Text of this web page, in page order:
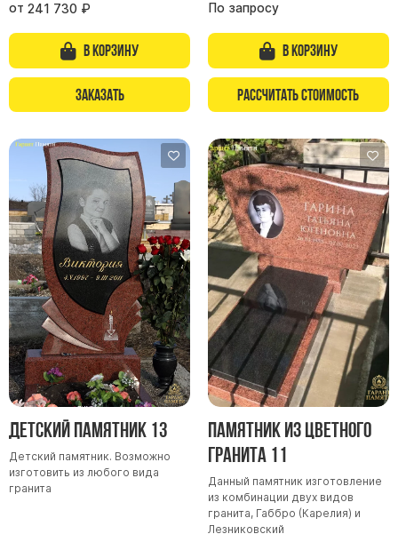
от 241 730 ₽
В корзину
Заказать
По запросу
В корзину
Рассчитать стоимость
Детский памятник 13
Детский памятник. Возможно
изготовить из любого вида
гранита
Памятник из цветного
гранита 11
Данный памятник изготовление
из комбинации двух видов
гранита, Габбро (Карелия) и
Лезниковский